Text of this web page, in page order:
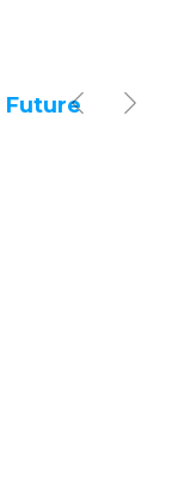
Future